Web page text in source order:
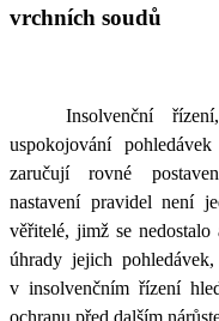
vrchních soudů
Insolvenční
uspokojování
zaručují rovné
nastavení pravidel není
věřitelé, jimž se
úhrady jejich
v insolvenčním řízení
ochranu před dalším